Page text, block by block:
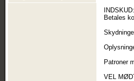
Betales
Patroner
VEL